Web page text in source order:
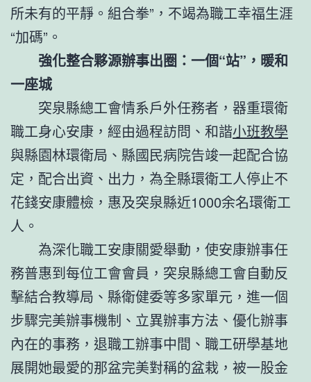
所未有的平靜。組合拳”，不竭為職工幸福生涯
“加碼”。
強化整合夥源辦事出圈：一個“站”，暖和
一座城
突泉縣總工會情系戶外任務者，器重環衛
職工身心安康，經由過程訪問、和諧小班教學
與縣園林環衛局、縣國民病院告竣一起配合協
定，配合出資、出力，為全縣環衛工人停止不
花錢安康體檢，惠及突泉縣近1000余名環衛工
人。
為深化職工安康關愛舉動，使安康辦事任
務普惠到每位工會會員，突泉縣總工會自動反
擊結合教導局、縣衛健委等多家單元，進一個
步驟完美辦事機制、立異辦事方法、優化辦事
內在的事務，退職工辦事中間、職工研學基地
展開她最愛的那盆完美對稱的盆栽，被一股金